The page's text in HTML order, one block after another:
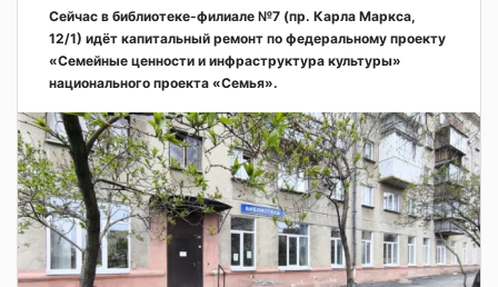
Сейчас в библиотеке-филиале №7 (пр. Карла Маркса,
12/1) идёт капитальный ремонт по федеральному проекту
«Семейные ценности и инфраструктура культуры»
национального проекта «Семья».